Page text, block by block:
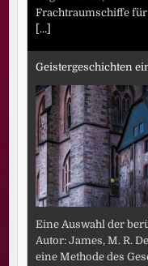
Frachtraumschiffe
[...]
Geistergeschichten
Eine Auswahl der
Autor: James, M. R.
eine Methode des